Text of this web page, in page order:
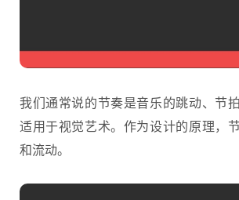
我们通常说的节奏是音乐的跳动、节
适用于视觉艺术。作为设计的原理，
和流动。